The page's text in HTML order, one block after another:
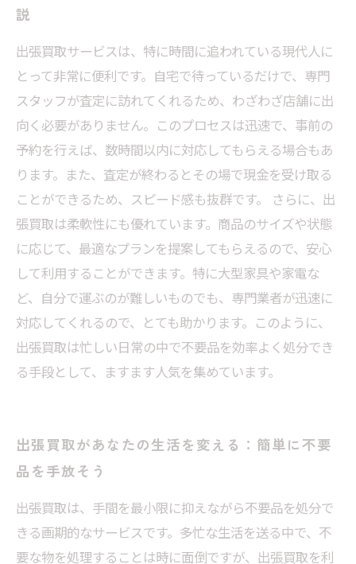
説
出張買取サービスは、特に時間に追われている現代人に
とって非常に便利です。自宅で待っているだけで、専門
スタッフが査定に訪れてくれるため、わざわざ店舗に出
向く必要がありません。このプロセスは迅速で、事前の
予約を行えば、数時間以内に対応してもらえる場合もあ
ります。また、査定が終わるとその場で現金を受け取る
ことができるため、スピード感も抜群です。 さらに、出
張買取は柔軟性にも優れています。商品のサイズや状態
に応じて、最適なプランを提案してもらえるので、安心
して利用することができます。特に大型家具や家電な
ど、自分で運ぶのが難しいものでも、専門業者が迅速に
対応してくれるので、とても助かります。このように、
出張買取は忙しい日常の中で不要品を効率よく処分でき
る手段として、ますます人気を集めています。
出張買取があなたの生活を変える：簡単に不要
品を手放そう
出張買取は、手間を最小限に抑えながら不要品を処分で
きる画期的なサービスです。多忙な生活を送る中で、不
要な物を処理することは時に面倒ですが、出張買取を利